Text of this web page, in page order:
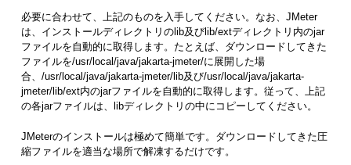
必要に合わせて、上記のものを入手してください。なお、JMeter
は、インストールディレクトリのlib及びlib/extディレクトリ内のjar
ファイルを自動的に取得します。たとえば、ダウンロードしてきた
ファイルを/usr/local/java/jakarta-jmeter/に展開した場
合、/usr/local/java/jakarta-jmeter/lib及び/usr/local/java/jakarta-
jmeter/lib/ext内のjarファイルを自動的に取得します。従って、上記
の各jarファイルは、libディレクトリの中にコピーしてください。
JMeterのインストールは極めて簡単です。ダウンロードしてきた圧
縮ファイルを適当な場所で解凍するだけです。